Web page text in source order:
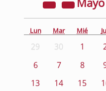
Lun Mar Mié
29 30 1
6
7 8
13
14 15